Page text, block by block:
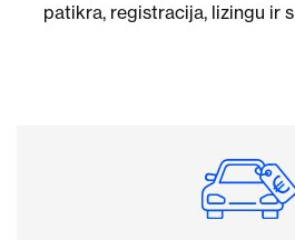
patikra, registracija, lizingu ir